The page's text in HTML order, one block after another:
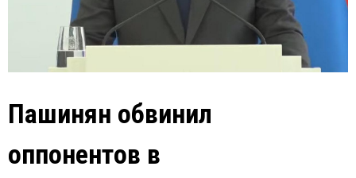
Пашинян обвинил
оппонентов в